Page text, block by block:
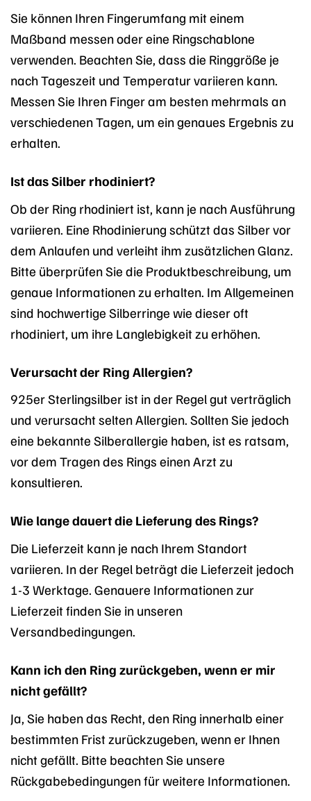
Sie können Ihren Fingerumfang mit einem
Maßband messen oder eine Ringschablone
verwenden. Beachten Sie, dass die Ringgröße je
nach Tageszeit und Temperatur variieren kann.
Messen Sie Ihren Finger am besten mehrmals an
verschiedenen Tagen, um ein genaues Ergebnis zu
erhalten.
Ist das Silber rhodiniert?
Ob der Ring rhodiniert ist, kann je nach Ausführung
variieren. Eine Rhodinierung schützt das Silber vor
dem Anlaufen und verleiht ihm zusätzlichen Glanz.
Bitte überprüfen Sie die Produktbeschreibung, um
genaue Informationen zu erhalten. Im Allgemeinen
sind hochwertige Silberringe wie dieser oft
rhodiniert, um ihre Langlebigkeit zu erhöhen.
Verursacht der Ring Allergien?
925er Sterlingsilber ist in der Regel gut verträglich
und verursacht selten Allergien. Sollten Sie jedoch
eine bekannte Silberallergie haben, ist es ratsam,
vor dem Tragen des Rings einen Arzt zu
konsultieren.
Wie lange dauert die Lieferung des Rings?
Die Lieferzeit kann je nach Ihrem Standort
variieren. In der Regel beträgt die Lieferzeit jedoch
1-3 Werktage. Genauere Informationen zur
Lieferzeit finden Sie in unseren
Versandbedingungen.
Kann ich den Ring zurückgeben, wenn er mir
nicht gefällt?
Ja, Sie haben das Recht, den Ring innerhalb einer
bestimmten Frist zurückzugeben, wenn er Ihnen
nicht gefällt. Bitte beachten Sie unsere
Rückgabebedingungen für weitere Informationen.